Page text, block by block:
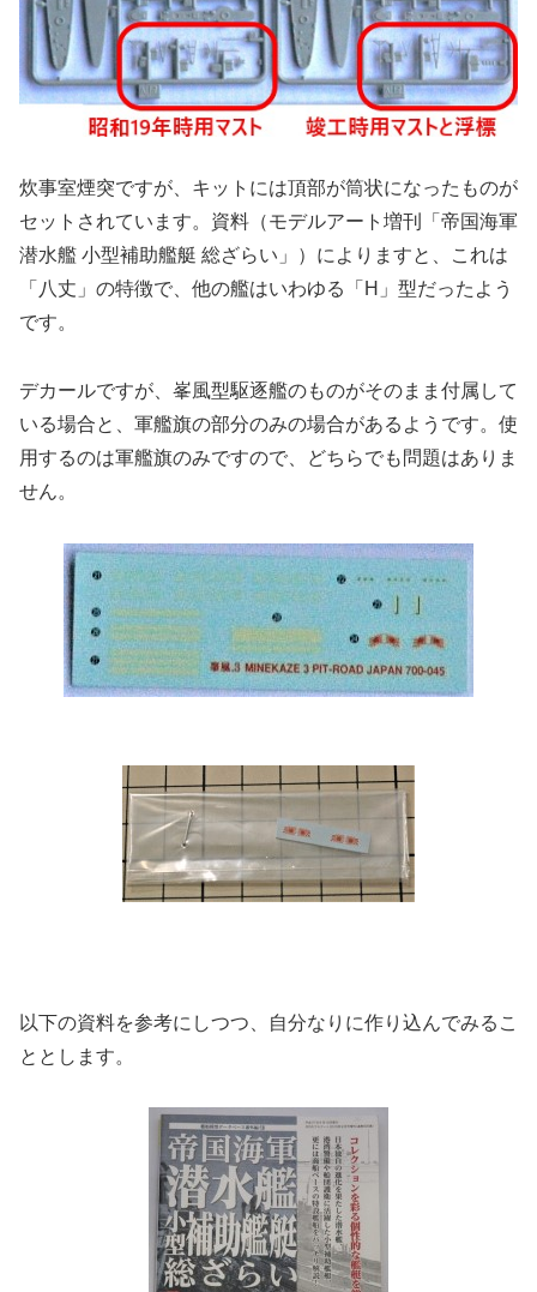
炊事室煙突ですが、キットには頂部が筒状になったものが
セットされています。資料（モデルアート増刊「帝国海軍
潜水艦 小型補助艦艇 総ざらい」）によりますと、これは
「八丈」の特徴で、他の艦はいわゆる「H」型だったよう
です。
デカールですが、峯風型駆逐艦のものがそのまま付属して
いる場合と、軍艦旗の部分のみの場合があるようです。使
用するのは軍艦旗のみですので、どちらでも問題はありま
せん。
以下の資料を参考にしつつ、自分なりに作り込んでみるこ
ととします。